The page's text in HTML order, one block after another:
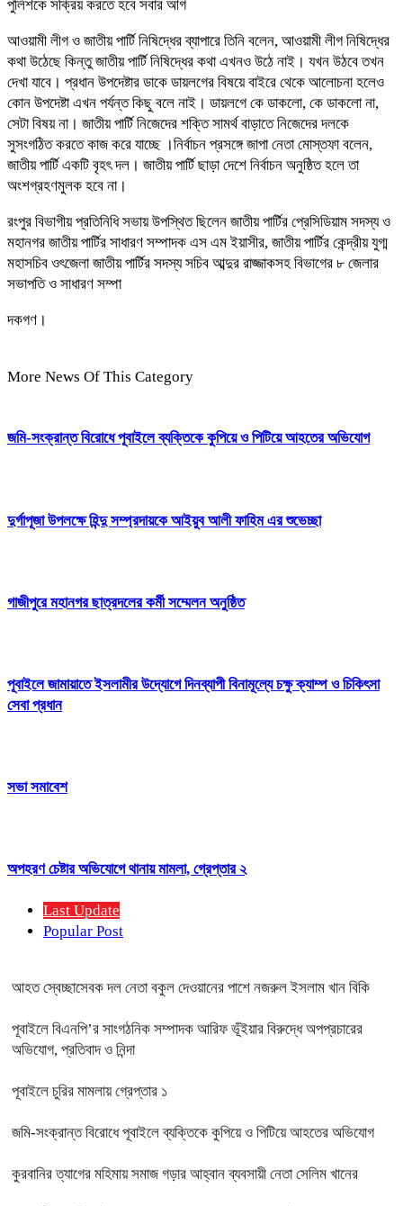
পুলিশকে সক্রিয় করতে হবে সবার আগ
আওয়ামী লীগ ও জাতীয় পার্টি নিষিদ্ধের ব্যাপারে তিনি বলেন, আওয়ামী লীগ নিষিদ্ধের
কথা উঠেছে কিন্তু জাতীয় পার্টি নিষিদ্ধের কথা এখনও উঠে নাই। যখন উঠবে তখন
দেখা যাবে। প্রধান উপদেষ্টার ডাকে ডায়লগের বিষয়ে বাইরে থেকে আলোচনা হলেও
কোন উপদেষ্টা এখন পর্যন্ত কিছু বলে নাই। ডায়লগে কে ডাকলো, কে ডাকলো না,
সেটা বিষয় না। জাতীয় পার্টি নিজেদের শক্তি সামর্থ বাড়াতে নিজেদের দলকে
সুসংগঠিত করতে কাজ করে যাচ্ছে ।নির্বাচন প্রসঙ্গে জাপা নেতা মোস্তফা বলেন,
জাতীয় পার্টি একটি বৃহৎ দল। জাতীয় পার্টি ছাড়া দেশে নির্বাচন অনুষ্ঠিত হলে তা
অংশগ্রহণমুলক হবে না।
রংপুর বিভাগীয় প্রতিনিধি সভায় উপস্থিত ছিলেন জাতীয় পার্টির প্রেসিডিয়াম সদস্য ও
মহানগর জাতীয় পার্টির সাধারণ সম্পাদক এস এম ইয়াসীর, জাতীয় পার্টির কেন্দ্রীয় যুগ্ম
মহাসচিব ওৎজেলা জাতীয় পার্টির সদস্য সচিব আব্দুর রাজ্জাকসহ বিভাগের ৮ জেলার
সভাপতি ও সাধারণ সম্পা
দকগণ।
More News Of This Category
জমি-সংক্রান্ত বিরোধে পূবাইলে ব্যক্তিকে কুপিয়ে ও পিটিয়ে আহতের অভিযোগ
দুর্গাপূজা উপলক্ষে হিন্দু সম্প্রদায়কে আইয়ুব আলী ফাহিম এর শুভেচ্ছা
গাজীপুরে মহানগর ছাত্রদলের কর্মী সম্মেলন অনুষ্ঠিত
পূবাইলে জামায়াতে ইসলামীর উদ্যোগে দিনব্যাপী বিনামূল্যে চক্ষু ক্যাম্প ও চিকিৎসা
সেবা প্রধান
সভা সমাবেশ
অপহরণ চেষ্টার অভিযোগে থানায় মামলা, গ্রেপ্তার ২
Last Update
Popular Post
আহত স্বেচ্ছাসেবক দল নেতা বকুল দেওয়ানের পাশে নজরুল ইসলাম খান বিকি
পূবাইলে বিএনপি’র সাংগঠনিক সম্পাদক আরিফ ভূঁইয়ার বিরুদ্ধে অপপ্রচারের
অভিযোগ, প্রতিবাদ ও নিন্দা
পূবাইলে চুরির মামলায় গ্রেপ্তার ১
জমি-সংক্রান্ত বিরোধে পূবাইলে ব্যক্তিকে কুপিয়ে ও পিটিয়ে আহতের অভিযোগ
কুরবানির ত্যাগের মহিমায় সমাজ গড়ার আহ্বান ব্যবসায়ী নেতা সেলিম খানের